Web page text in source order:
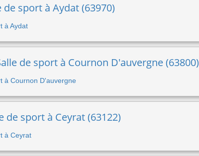
de sport à Aydat (63970)
à Aydat
de sport à Cournon D'auvergne (63800)
à Cournon D'auvergne
de sport à Ceyrat (63122)
à Ceyrat